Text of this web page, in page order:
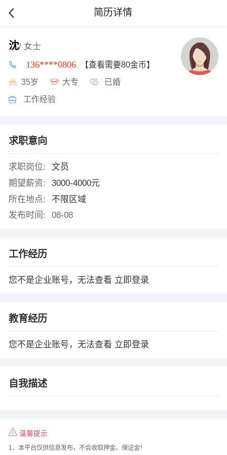
简历详情
沈/ 女士
136****0806 【查看需要80金币】
35岁 大专 已婚
工作经验
求职意向
求职岗位:
文员
期望薪资:
3000-4000元
所在地点:
不限区域
发布时间:
08-08
工作经历
您不是企业账号，无法查看 立即登录
教育经历
您不是企业账号，无法查看 立即登录
自我描述
温馨提示
1、本平台仅供信息发布，不会收取押金、保证金！